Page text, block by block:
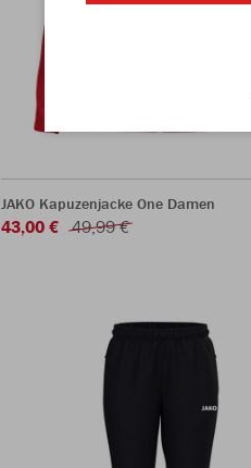
JAKO Kapuzenjacke One Damen
43,00 € 49,99 €